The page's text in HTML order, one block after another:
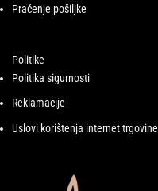
Praćenje pošiljke
Politike
Politika sigurnosti
Reklamacije
Uslovi korištenja internet trgovine